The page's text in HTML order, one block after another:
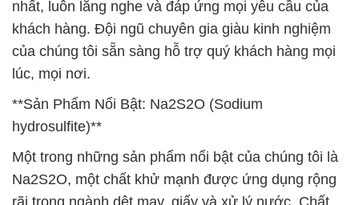
nhất, luôn lắng nghe và đáp ứng mọi yêu cầu của
khách hàng. Đội ngũ chuyên gia giàu kinh nghiệm
của chúng tôi sẵn sàng hỗ trợ quý khách hàng mọi
lúc, mọi nơi.
**Sản Phẩm Nổi Bật: Na2S2O (Sodium
hydrosulfite)**
Một trong những sản phẩm nổi bật của chúng tôi là
Na2S2O, một chất khử mạnh được ứng dụng rộng